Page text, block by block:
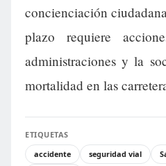
concienciación
plazo requiere
administraciones y la
mortalidad en las
ETIQUETAS
accidente
seguridad vial